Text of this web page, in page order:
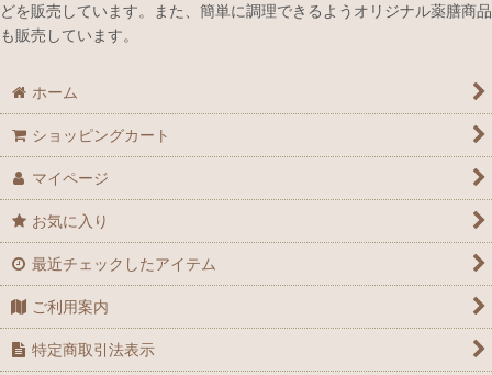
どを販売しています。また、簡単に調理できるようオリジナル薬膳商品
も販売しています。
ホーム
ショッピングカート
マイページ
お気に入り
最近チェックしたアイテム
ご利用案内
特定商取引法表示